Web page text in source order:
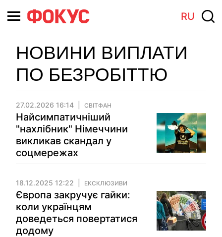
RU
НОВИНИ ВИПЛАТИ
ПО БЕЗРОБІТТЮ
27.02.2026 16:14 СВІТФАН
Найсимпатичніший
"нахлібник" Німеччини
викликав скандал у
соцмережах
18.12.2025 12:22 ЕКСКЛЮЗИВИ
Європа закручує гайки:
коли українцям
доведеться повертатися
додому